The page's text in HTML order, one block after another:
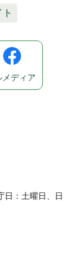
：土曜日、日
メディア